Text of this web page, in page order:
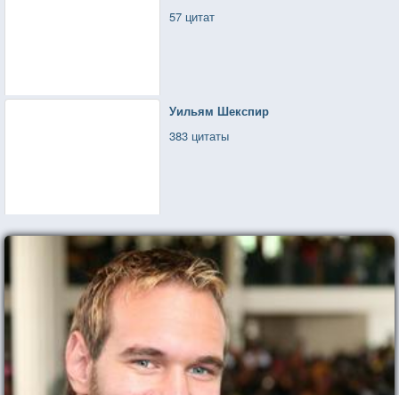
57 цитат
Уильям Шекспир
383 цитаты